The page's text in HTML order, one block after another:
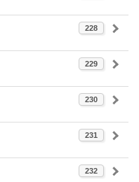
228
229
230
231
232